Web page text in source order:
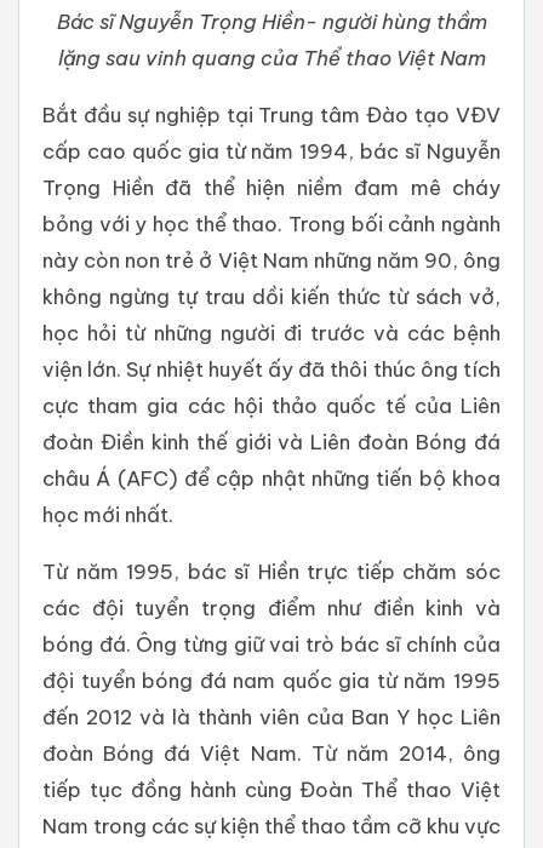
Bác sĩ Nguyễn Trọng Hiền- người hùng thầm
lặng sau vinh quang của Thể thao Việt Nam
Bắt đầu sự nghiệp tại Trung tâm Đào tạo VĐV
cấp cao quốc gia từ năm 1994, bác sĩ Nguyễn
Trọng Hiền đã thể hiện niềm đam mê cháy
bỏng với y học thể thao. Trong bối cảnh ngành
này còn non trẻ ở Việt Nam những năm 90, ông
không ngừng tự trau dồi kiến thức từ sách vở,
học hỏi từ những người đi trước và các bệnh
viện lớn. Sự nhiệt huyết ấy đã thôi thúc ông tích
cực tham gia các hội thảo quốc tế của Liên
đoàn Điền kinh thế giới và Liên đoàn Bóng đá
châu Á (AFC) để cập nhật những tiến bộ khoa
học mới nhất.
Từ năm 1995, bác sĩ Hiền trực tiếp chăm sóc
các đội tuyển trọng điểm như điền kinh và
bóng đá. Ông từng giữ vai trò bác sĩ chính của
đội tuyển bóng đá nam quốc gia từ năm 1995
đến 2012 và là thành viên của Ban Y học Liên
đoàn Bóng đá Việt Nam. Từ năm 2014, ông
tiếp tục đồng hành cùng Đoàn Thể thao Việt
Nam trong các sự kiện thể thao tầm cỡ khu vực